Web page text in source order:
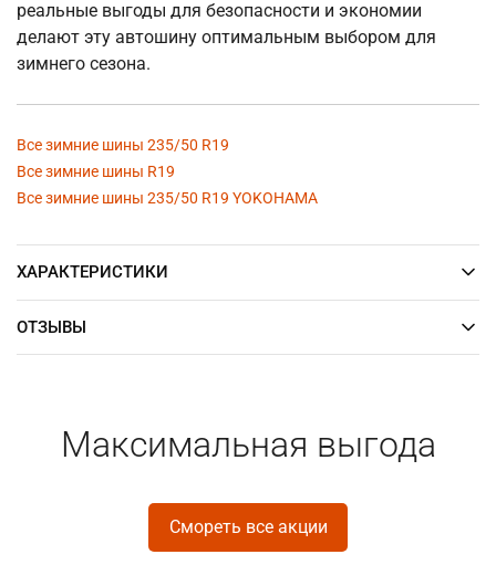
реальные выгоды для безопасности и экономии
делают эту автошину оптимальным выбором для
зимнего сезона.
Все зимние шины 235/50 R19
Все зимние шины R19
Все зимние шины 235/50 R19 YOKOHAMA
ХАРАКТЕРИСТИКИ
ОТЗЫВЫ
Максимальная выгода
Смореть все акции